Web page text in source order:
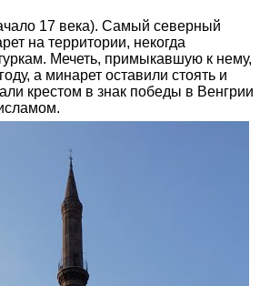
17 века). Самый северный
на территории, некогда
Мечеть, примыкавшую к нему,
а минарет оставили стоять и
крестом в знак победы в Венгрии